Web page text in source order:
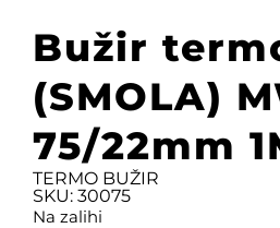
Bužir
(SMOLA)
75/22mm
TERMO BUŽIR
SKU: 30075
Na zalihi